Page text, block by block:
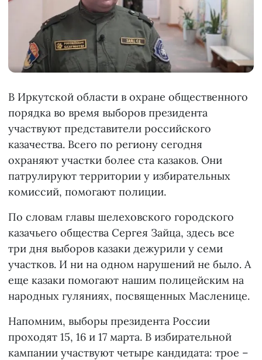
В Иркутской области в охране общественного
порядка во время выборов президента
участвуют представители российского
казачества. Всего по региону сегодня
охраняют участки более ста казаков. Они
патрулируют территории у избирательных
комиссий, помогают полиции.
По словам главы шелеховского городского
казачьего общества Сергея Зайца, здесь все
три дня выборов казаки дежурили у семи
участков. И ни на одном нарушений не было. А
еще казаки помогают нашим полицейским на
народных гуляниях, посвященных Масленице.
Напомним, выборы президента России
проходят 15, 16 и 17 марта. В избирательной
кампании участвуют четыре кандидата: трое –